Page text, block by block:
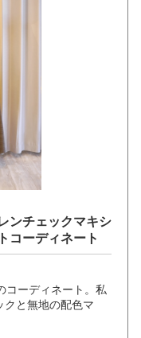
ンチェックマキシ
コーディネート
コーディネート。私
クと無地の配色マ